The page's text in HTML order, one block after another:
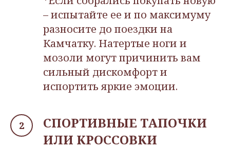
– испытайте ее и по максимуму
разносите до поездки на
Камчатку. Натертые ноги и
мозоли могут причинить вам
сильный дискомфорт и
испортить яркие эмоции.
СПОРТИВНЫЕ ТАПОЧКИ
ИЛИ КРОССОВКИ